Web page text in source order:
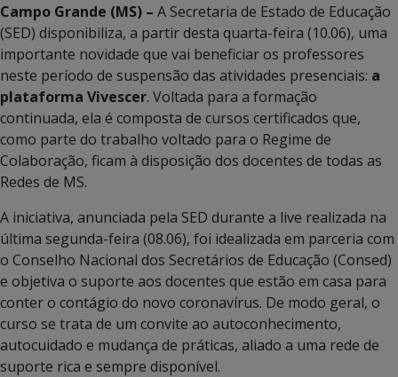
Campo Grande (MS) – A Secretaria de Estado de Educação
(SED) disponibiliza, a partir desta quarta-feira (10.06), uma
importante novidade que vai beneficiar os professores
neste período de suspensão das atividades presenciais: a
plataforma Vivescer. Voltada para a formação
continuada, ela é composta de cursos certificados que,
como parte do trabalho voltado para o Regime de
Colaboração, ficam à disposição dos docentes de todas as
Redes de MS.
A iniciativa, anunciada pela SED durante a live realizada na
última segunda-feira (08.06), foi idealizada em parceria com
o Conselho Nacional dos Secretários de Educação (Consed)
e objetiva o suporte aos docentes que estão em casa para
conter o contágio do novo coronavírus. De modo geral, o
curso se trata de um convite ao autoconhecimento,
autocuidado e mudança de práticas, aliado a uma rede de
suporte rica e sempre disponível.